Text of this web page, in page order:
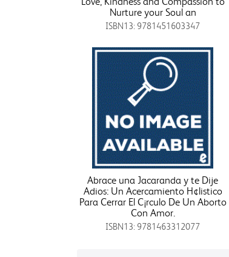
Nurture your Soul an
ISBN13: 9781451603347
Abrace una Jacaranda y te Dije
Adios: Un Acercamiento H¢listico
Para Cerrar El C¡rculo De Un Aborto
Con Amor.
ISBN13: 9781463312077